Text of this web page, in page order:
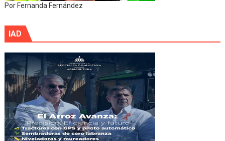
Por Fernanda Fernández
IAD